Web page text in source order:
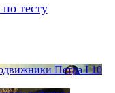
тесту
Петра I 10